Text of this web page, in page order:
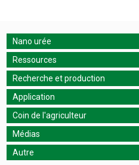
Nano urée
Ressources
Recherche et production
Application
Coin de l'agriculteur
Médias
Autre